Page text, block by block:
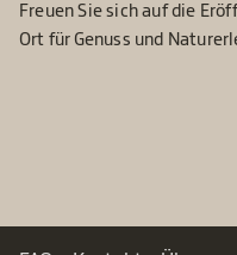
Freuen Sie sich auf die
Ort für Genuss und